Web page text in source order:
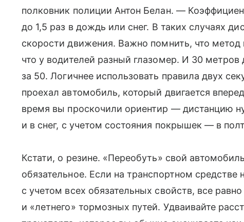
полковник полиции Антон Белан. —
до 1,5 раз в дождь или снег. В таких случаях
скорости движения. Важно помнить, что
что у водителей разный глазомер. И 30
за 50. Логичнее использовать правила двух
проехал автомобиль, который двигается
время вы проскочили ориентир — дистанцию
и в снег, с учетом состояния покрышек — в
Кстати, о резине. «Переобуть» свой
обязательное. Если на транспортном
с учетом всех обязательных свойств, все
и «летнего» тормозных путей. Удваивайте